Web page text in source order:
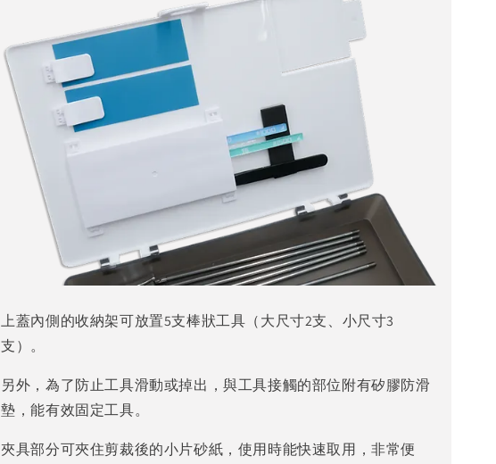
上蓋內側的收納架可放置5支棒狀工具（大尺寸2支、小尺寸3
支）。
另外，為了防止工具滑動或掉出，與工具接觸的部位附有矽膠防滑
墊，能有效固定工具。
夾具部分可夾住剪裁後的小片砂紙，使用時能快速取用，非常便